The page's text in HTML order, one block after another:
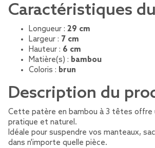
Caractéristiques
Longueur : 29 cm
Largeur : 7 cm
Hauteur : 6 cm
Matière(s) : bambou
Coloris : brun
Description du
Cette patère en bambou à 3 têtes offre
pratique et naturel.
Idéale pour suspendre vos manteaux,
dans n'importe quelle pièce.